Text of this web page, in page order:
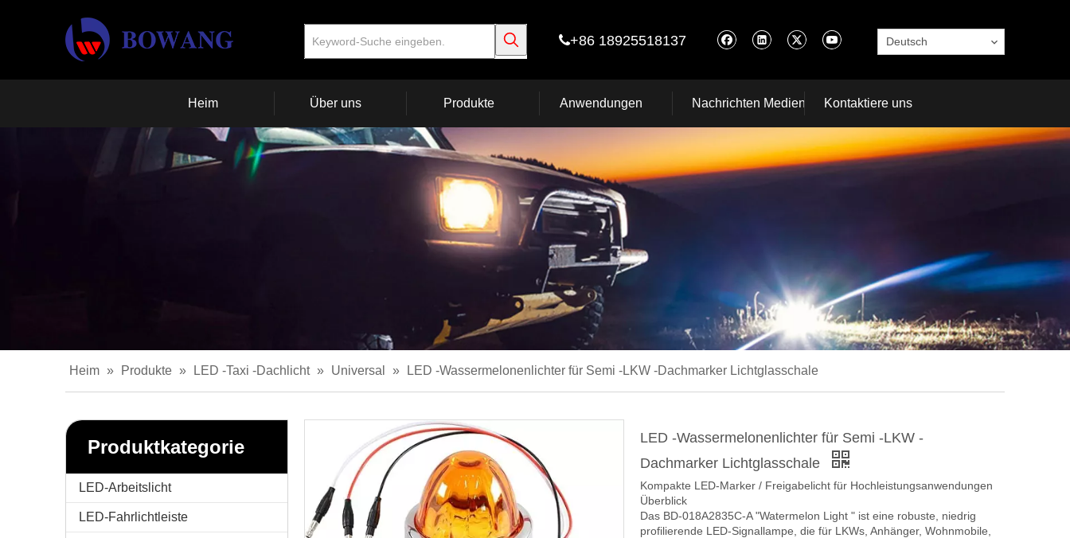
+86 18925518137 Deutsch
Heim Über uns Produkte Anwendungen Nachrichten Medien Kontaktiere uns
Heim » Produkte » LED -Taxi -Dachlicht » Universal » LED -Wassermelonenlichter für Semi -LKW -Dachmarker Lichtglasschale
Produktkategorie
LED-Arbeitslicht
LED-Fahrlichtleiste
LED -Wassermelonenlichter für Semi -LKW -
Dachmarker Lichtglasschale
Kompakte LED-Marker / Freigabelicht für Hochleistungsanwendungen
Überblick
Das BD-018A2835C-A "Watermelon Light " ist eine robuste, niedrig
profilierende LED-Signallampe, die für LKWs, Anhänger, Wohnmobile,